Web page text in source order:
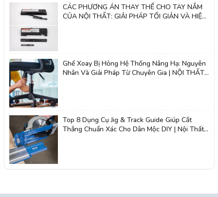
CÁC PHƯƠNG ÁN THAY THẾ CHO TAY NẮM
CỦA NỘI THẤT: GIẢI PHÁP TỐI GIẢN VÀ HIỆN
Ghế Xoay Bị Hỏng Hệ Thống Nâng Hạ: Nguyên
Nhân Và Giải Pháp Từ Chuyên Gia | NỘI THẤT
Top 8 Dụng Cụ Jig & Track Guide Giúp Cắt
Thẳng Chuẩn Xác Cho Dân Mộc DIY | Nội Thất